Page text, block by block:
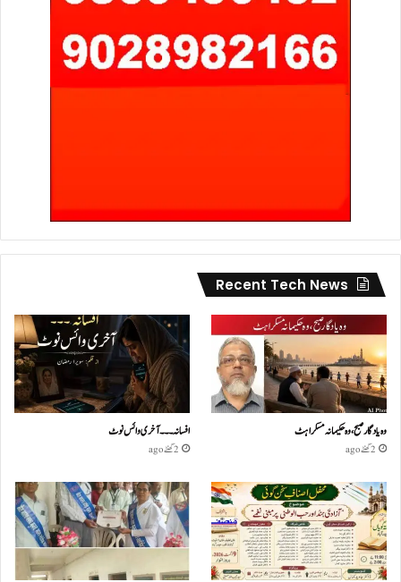
Recent Tech News
وہ یادگار صبح، وہ حکیمانہ مسکراہٹ
2 گھنٹے ago
افسانہ۔۔۔آخری وائس نوٹ
2 گھنٹے ago